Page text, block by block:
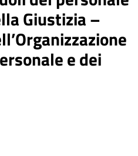
Giustizia –
e dei